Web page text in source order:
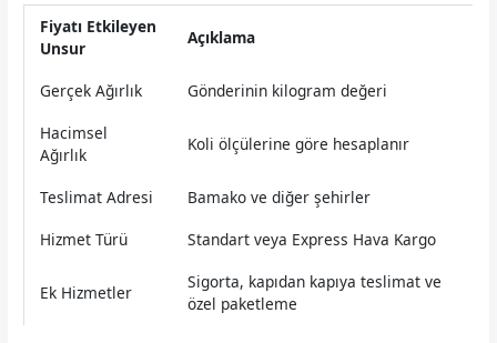
Fiyatı Etkileyen
Unsur
Açıklama
Gerçek Ağırlık
Gönderinin kilogram değeri
Hacimsel
Ağırlık
Koli ölçülerine göre hesaplanır
Teslimat Adresi
Bamako ve diğer şehirler
Hizmet Türü
Standart veya Express Hava Kargo
Ek Hizmetler
Sigorta, kapıdan kapıya teslimat ve
özel paketleme